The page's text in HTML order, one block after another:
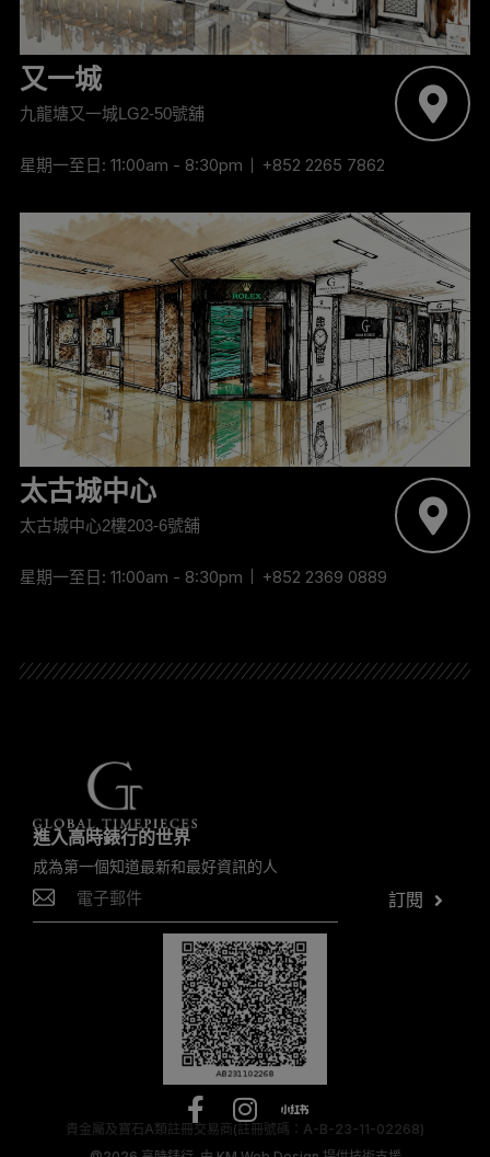
又一城
九龍塘又一城LG2-50號舖
星期一至日: 11:00am - 8:30pm +852 2265 7862
太古城中心
太古城中心2樓203-6號舖
星期一至日: 11:00am - 8:30pm +852 2369 0889
進入高時錶行的世界
成為第一個知道最新和最好資訊的人
訂閱
貴金屬及寶石A類註冊交易商(註冊號碼：A-B-23-11-02268)